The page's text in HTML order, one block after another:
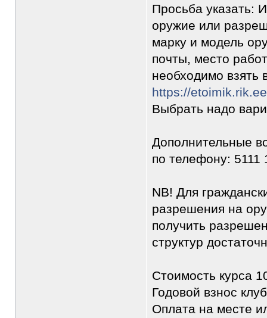
Просьба указать:
оружие или
марку и модель
почты, место
необходимо взять
https://
Выбрать надо
Дополнительные
по телефону: 5111
NB! Для
разрешения на
получить
структур
Стоимость курса
Годовой взнос
Оплата на месте